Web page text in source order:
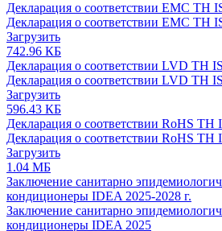
Декларация о соответствии EMC ТН
Декларация о соответствии EMC ТН
Загрузить
742.96 КБ
Декларация о соответствии LVD ТН
Декларация о соответствии LVD ТН
Загрузить
596.43 КБ
Декларация о соответствии RoHS ТН
Декларация о соответствии RoHS ТН
Загрузить
1.04 МБ
Заключение санитарно
кондиционеры IDEA 2025-2028 г.
Заключение санитарно
кондиционеры IDEA 2025